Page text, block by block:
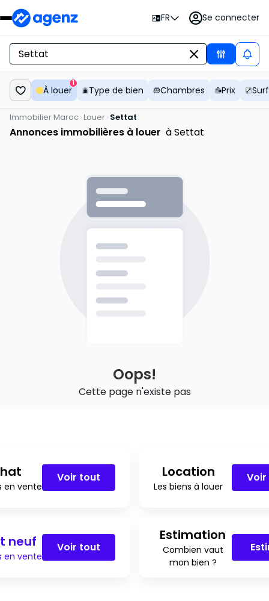
FR Se connecter
À louer
1
Type de bien Chambres Prix
Immobilier Maroc Louer Settat
Annonces immobilières à louer à Settat
Oops!
Cette page n'existe pas
en vente
Voir tout Location
Les biens à louer
neuf
en vente
Voir tout
Estimation
Combien vaut
mon bien ?